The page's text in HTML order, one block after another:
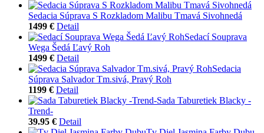
Sedacia Súprava S Rozkladom Malibu Tmavá Sivohnedá
1499 € Detail
Sedací Souprava
Wega Šedá Ľavý Roh
1499 € Detail
Sedacia
Súprava Salvador Tm.sivá, Pravý Roh
1199 € Detail
Sada Taburetiek Blacky -
Trend-
39.95 € Detail